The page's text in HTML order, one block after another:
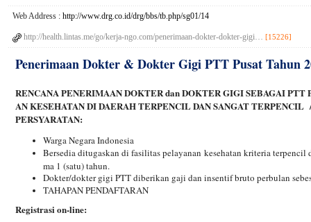
Web Address : http://www.drg.co.id/drg/bbs/tb.php/sg01/14
http://health.lintas.me/go/kerja-ngo.com/penerimaan-dokter-dokter-gigi… [15226]
Penerimaan Dokter & Dokter Gigi PTT Pusat Tahun
RENCANA PENERIMAAN DOKTER dan DOKTER GIGI SEBAGAI PTT
AN KESEHATAN DI DAERAH TERPENCIL DAN SANGAT TERPENCIL
PERSYARATAN:
Warga Negara Indonesia
Bersedia ditugaskan di fasilitas pelayanan kesehatan kriteria terpencil
ma 1 (satu) tahun.
Dokter/dokter gigi PTT diberikan gaji dan insentif bruto perbulan
TAHAPAN PENDAFTARAN
Registrasi on-line: